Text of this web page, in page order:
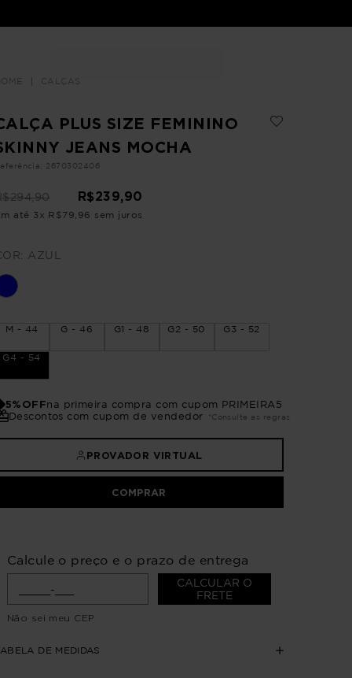
CALÇAS
PLUS SIZE FEMININO
JEANS MOCHA
: 2670302406
294,90 R$239,90
até 3x R$79 96 sem juros
AZUL
M - 44 G - 46 G1 - 48 G2 - 50 G3 - 52
G4 - 54
5%OFFna primeira compra com cupom PRIMEIRA5
Descontos com cupom de vendedor
*Consulte as regras
PROVADOR VIRTUAL
COMPRAR
Calcule o preço e o prazo de entrega
CALCULAR O
FRETE
Não sei meu CEP
DE MEDIDAS